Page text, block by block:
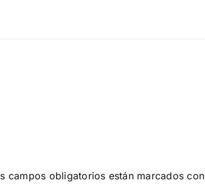
campos obligatorios están marcados con